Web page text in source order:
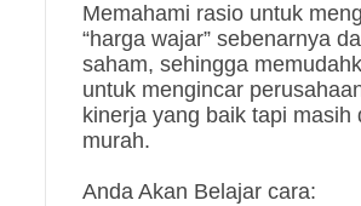
Memahami rasio untuk
“harga wajar” sebenarnya
saham, sehingga
untuk mengincar
kinerja yang baik tapi masih
murah.
Anda Akan Belajar cara: